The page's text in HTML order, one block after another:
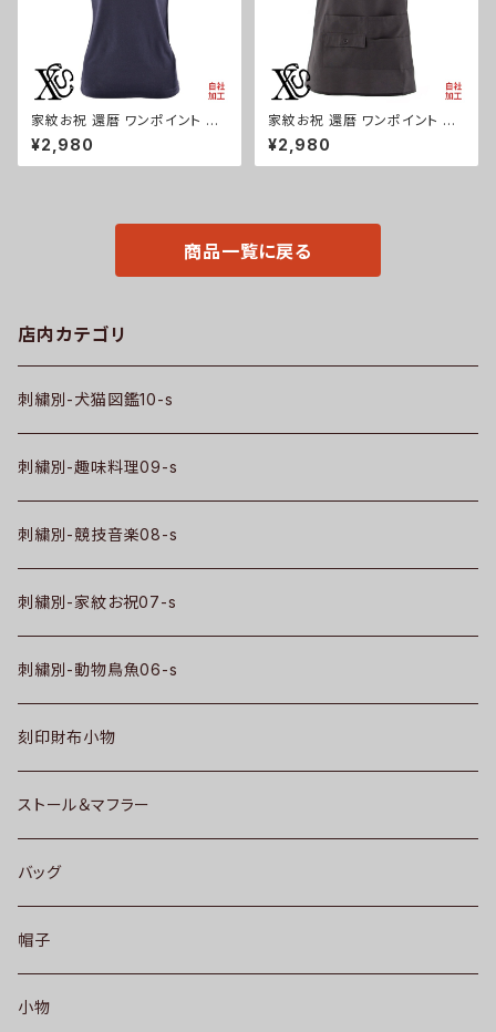
家紋お祝 還暦 ワンポイント 刺
繍 オリジナル 半袖 ポロシャツ
レディース 無地 ロゴ おしゃれ
ゴルフ 吸汗速乾 黒 ブラック ネ
¥2,980
家紋お祝 還暦 ワンポイント 刺
繍 オリジナル エプロン ワンピ
ース レディース 撥水加工 おし
ゃれ かわいい 脇ボタン マタニ
5-b07-s
¥2,980
商品一覧に戻る
店内カテゴリ
刺繍別-犬猫図鑑10-s
刺繍別-趣味料理09-s
刺繍別-競技音楽08-s
刺繍別-家紋お祝07-s
刺繍別-動物鳥魚06-s
刻印財布小物
ストール＆マフラー
バッグ
帽子
小物